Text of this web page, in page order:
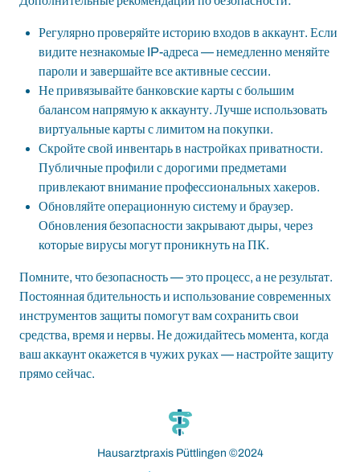
Регулярно проверяйте историю входов в аккаунт. Если
видите незнакомые IP-адреса — немедленно меняйте
пароли и завершайте все активные сессии.
Не привязывайте банковские карты с большим
балансом напрямую к аккаунту. Лучше использовать
виртуальные карты с лимитом на покупки.
Скройте свой инвентарь в настройках приватности.
Публичные профили с дорогими предметами
привлекают внимание профессиональных хакеров.
Обновляйте операционную систему и браузер.
Обновления безопасности закрывают дыры, через
которые вирусы могут проникнуть на ПК.
Помните, что безопасность — это процесс, а не результат.
Постоянная бдительность и использование современных
инструментов защиты помогут вам сохранить свои
средства, время и нервы. Не дожидайтесь момента, когда
ваш аккаунт окажется в чужих руках — настройте защиту
прямо сейчас.
Hausarztpraxis Püttlingen ©2024